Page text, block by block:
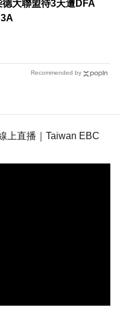
大聯盟待3天遭DFA
Recommended by
上直播｜Taiwan EBC